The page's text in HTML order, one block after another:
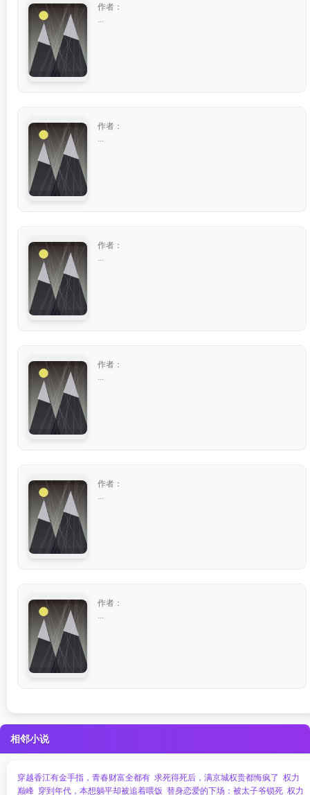
作者：
作者：
作者：
作者：
作者：
作者：
相邻小说
穿越香江有金手指，青春财富全都有 求死得死后，满京城权贵都悔疯了 权力
巅峰 穿到年代，本想躺平却被追着喂饭 替身恋爱的下场：被太子爷锁死 权力